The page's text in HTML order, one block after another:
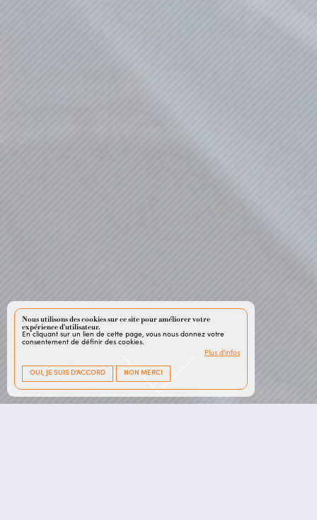
Nous utilisons des cookies sur ce site pour améliorer votre
expérience d'utilisateur.
En cliquant sur un lien de cette page, vous nous donnez votre
consentement de définir des cookies.
Plus d'infos
OUI, JE SUIS D'ACCORD NON MERCI